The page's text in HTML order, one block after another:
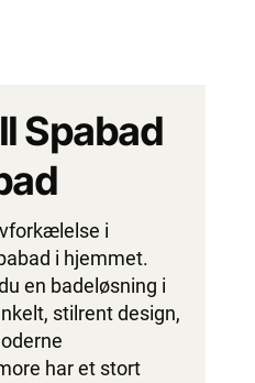
Spabad
i
i hjemmet.
en badeløsning i
stilrent design,
har et stort